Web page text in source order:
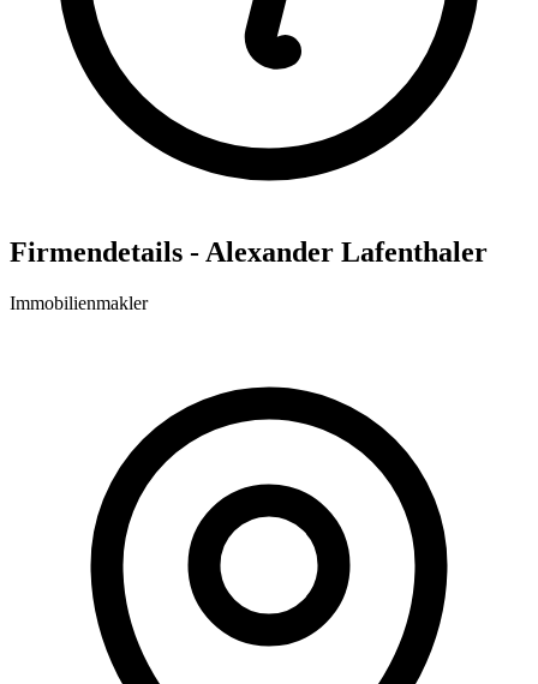
Firmendetails - Alexander Lafenthaler
Immobilienmakler